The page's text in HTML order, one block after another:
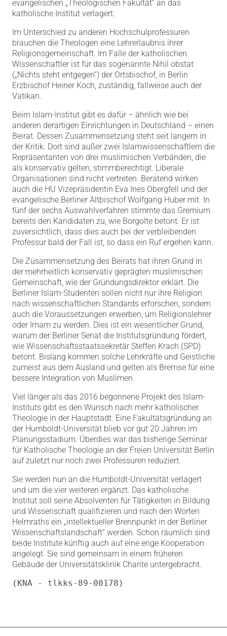
evangelischen „Theologischen Fakultät“ an das
katholische Institut verlagert.
Im Unterschied zu anderen Hochschulprofessuren
brauchen die Theologen eine Lehrerlaubnis ihrer
Religionsgemeinschaft. Im Falle der katholischen
Wissenschaftler ist für das sogenannte Nihil obstat
(„Nichts steht entgegen“) der Ortsbischof, in Berlin
Erzbischof Heiner Koch, zuständig, fallweise auch der
Vatikan.
Beim Islam-Institut gibt es dafür – ähnlich wie bei
anderen derartigen Einrichtungen in Deutschland – einen
Beirat. Dessen Zusammensetzung steht seit langem in
der Kritik. Dort sind außer zwei Islamwissenschaftlern die
Repräsentanten von drei muslimischen Verbänden, die
als konservativ gelten, stimmberechtigt. Liberale
Organisationen sind nicht vertreten. Beratend wirken
auch die HU Vizepräsidentin Eva Ines Obergfell und der
evangelische Berliner Altbischof Wolfgang Huber mit. In
fünf der sechs Auswahlverfahren stimmte das Gremium
bereits den Kandidaten zu, wie Borgolte betont. Er ist
zuversichtlich, dass dies auch bei der verbleibenden
Professur bald der Fall ist, so dass ein Ruf ergehen kann.
Die Zusammensetzung des Beirats hat ihren Grund in
der mehrheitlich konservativ geprägten muslimischen
Gemeinschaft, wie der Gründungsdirektor erklärt. Die
Berliner Islam-Studenten sollen nicht nur ihre Religion
nach wissenschaftlichen Standards erforschen, sondern
auch die Voraussetzungen erwerben, um Religionslehrer
oder Imam zu werden. Dies ist ein wesentlicher Grund,
warum der Berliner Senat die Institutsgründung fördert,
wie Wissenschaftsstaatssekretär Steffen Krach (SPD)
betont. Bislang kommen solche Lehrkräfte und Geistliche
zumeist aus dem Ausland und gelten als Bremse für eine
bessere Integration von Muslimen.
Viel länger als das 2016 begonnene Projekt des Islam-
Instituts gibt es den Wunsch nach mehr katholischer
Theologie in der Hauptstadt. Eine Fakultätsgründung an
der Humboldt-Universität blieb vor gut 20 Jahren im
Planungsstadium. Überdies war das bisherige Seminar
für Katholische Theologie an der Freien Universität Berlin
auf zuletzt nur noch zwei Professuren reduziert.
Sie werden nun an die Humboldt-Universität verlagert
und um die vier weiteren ergänzt. Das katholische
Institut soll seine Absolventen für Tätigkeiten in Bildung
und Wissenschaft qualifizieren und nach den Worten
Helmraths ein „intellektueller Brennpunkt in der Berliner
Wissenschaftslandschaft“ werden. Schon räumlich sind
beide Institute künftig auch auf eine enge Kooperation
angelegt. Sie sind gemeinsam in einem früheren
Gebäude der Universitätsklinik Charite untergebracht.
(KNA - tlkks-89-00178)